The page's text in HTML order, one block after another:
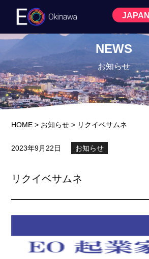
JAPAN
NEWS
お知らせ
HOME > お知らせ > リクイベサムネ
2023年9月22日 お知らせ
リクイベサムネ